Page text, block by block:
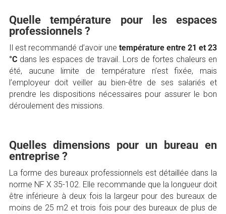
Quelle température pour les espaces
professionnels ?
Il est recommandé d’avoir unetempérature entre 21 et 23
°Cdans les espaces de travail. Lors de fortes chaleurs en
été, aucune limite de température n’est fixée, mais
l’employeur doit veiller au bien-être de ses salariés et
prendre les dispositions nécessaires pour assurer le bon
déroulement des missions.
Quelles dimensions pour un bureau en
entreprise ?
La forme des bureaux professionnels est détaillée dans la
norme NF X 35-102. Elle recommande que la longueur doit
être inférieure à deux fois la largeur pour des bureaux de
moins de 25 m2 et trois fois pour des bureaux de plus de